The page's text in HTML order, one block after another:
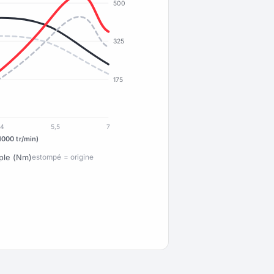
175
325
500
4 5,5 7
tr/min)
(Nm)estompé = origine